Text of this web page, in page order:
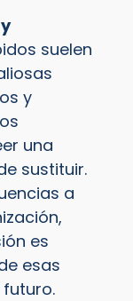
suelen
y
una
sustituir.
a
es
esas